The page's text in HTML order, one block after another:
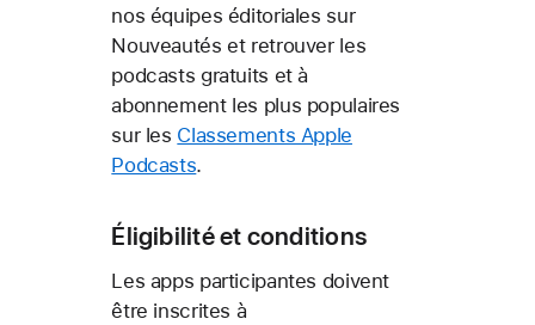
nos équipes éditoriales sur
Nouveautés et retrouver les
podcasts gratuits et à
abonnement les plus populaires
sur les Classements Apple
Podcasts.
Éligibilité et conditions
Les apps participantes doivent
être inscrites à